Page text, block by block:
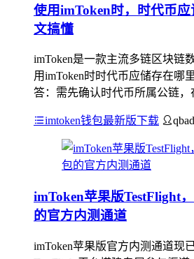
使用imToken时，时代币
文搞懂
imToken是一款主流多链区块链
用imToken时时代币应储存在哪
答：需先确认时代币所属公链，
imtoken钱包最新版下载
imToken苹果版TestFlight
的官方内测通道
imToken苹果版官方内测通道现